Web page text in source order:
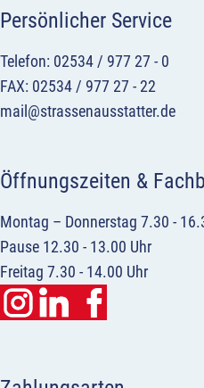
Persönlicher Service
Telefon: 02534 / 977 27 - 0
FAX: 02534 / 977 27 - 22
mail@strassenausstatter.de
Öffnungszeiten &
Montag – Donnerstag 7.30 -
Pause 12.30 - 13.00 Uhr
Freitag 7.30 - 14.00 Uhr